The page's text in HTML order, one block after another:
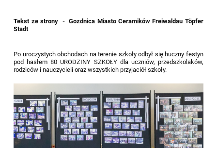
Tekst ze strony - Gozdnica Miasto Ceramików Freiwaldau Töpfer
Stadt
Po uroczystych obchodach na terenie szkoły odbył się huczny festyn
pod hasłem 80 URODZINY SZKOŁY dla uczniów, przedszkolaków,
rodziców i nauczycieli oraz wszystkich przyjaciół szkoły.